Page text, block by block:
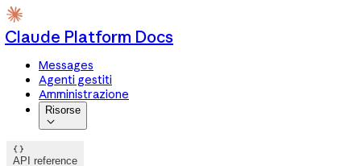
Claude Platform Docs
Messages
Agenti gestiti
Amministrazione
Risorse


API reference